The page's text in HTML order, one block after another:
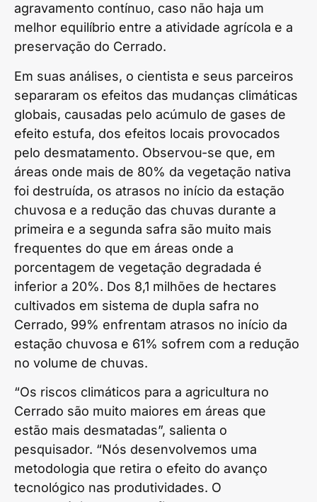
agravamento contínuo, caso não haja um
melhor equilíbrio entre a atividade agrícola e a
preservação do Cerrado.
Em suas análises, o cientista e seus parceiros
separaram os efeitos das mudanças climáticas
globais, causadas pelo acúmulo de gases de
efeito estufa, dos efeitos locais provocados
pelo desmatamento. Observou-se que, em
áreas onde mais de 80% da vegetação nativa
foi destruída, os atrasos no início da estação
chuvosa e a redução das chuvas durante a
primeira e a segunda safra são muito mais
frequentes do que em áreas onde a
porcentagem de vegetação degradada é
inferior a 20%. Dos 8,1 milhões de hectares
cultivados em sistema de dupla safra no
Cerrado, 99% enfrentam atrasos no início da
estação chuvosa e 61% sofrem com a redução
no volume de chuvas.
“Os riscos climáticos para a agricultura no
Cerrado são muito maiores em áreas que
estão mais desmatadas”, salienta o
pesquisador. “Nós desenvolvemos uma
metodologia que retira o efeito do avanço
tecnológico nas produtividades. O